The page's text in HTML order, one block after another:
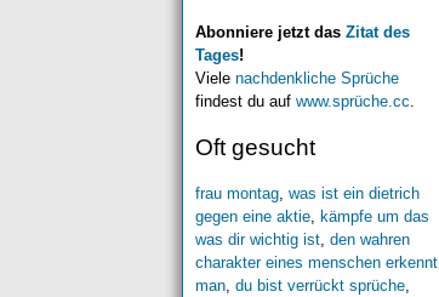
Abonniere jetzt das Zitat des
Tages!
Viele nachdenkliche Sprüche
findest du auf www.sprüche.cc
Oft gesucht
frau montag, was ist ein dietrich
gegen eine aktie, kämpfe um das
was dir wichtig ist, den wahren
charakter eines menschen erkennt
man, du bist verrückt sprüche,